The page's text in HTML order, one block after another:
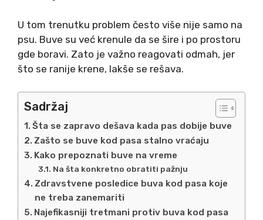
U tom trenutku problem često više nije samo na
psu. Buve su već krenule da se šire i po prostoru
gde boravi. Zato je važno reagovati odmah, jer
što se ranije krene, lakše se rešava.
Sadržaj
Šta se zapravo dešava kada pas dobije buve
Zašto se buve kod pasa stalno vraćaju
Kako prepoznati buve na vreme
Na šta konkretno obratiti pažnju
Zdravstvene posledice buva kod pasa koje
ne treba zanemariti
Najefikasniji tretmani protiv buva kod pasa